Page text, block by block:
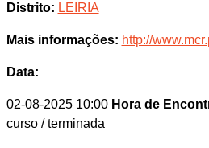
Distrito: LEIRIA
Mais informações: http://
Data:
02-08-2025 10:00 Hora de
curso / terminada